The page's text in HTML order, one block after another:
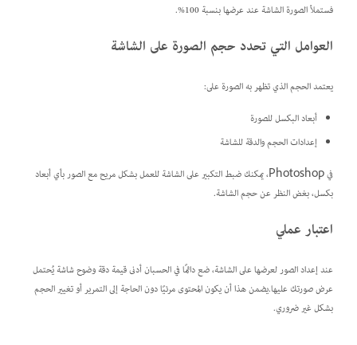
فستملأ الصورة الشاشة عند عرضها بنسبة 100%.
العوامل التي تحدد حجم الصورة على الشاشة
يعتمد الحجم الذي تظهر به الصورة على:
أبعاد البكسل للصورة
إعدادات الحجم والدقة للشاشة
في Photoshop، يمكنك ضبط التكبير على الشاشة للعمل بشكل مريح مع الصور بأي أبعاد
بكسل، بغض النظر عن حجم الشاشة.
اعتبار عملي
عند إعداد الصور لعرضها على الشاشة، ضع دائمًا في الحسبان أدنى قيمة دقة وضوح شاشة يُحتمل
عرض صورتك عليها.يضمن هذا أن يكون المحتوى مرئيًا دون الحاجة إلى التمرير أو تغيير الحجم
بشكل غير ضروري.